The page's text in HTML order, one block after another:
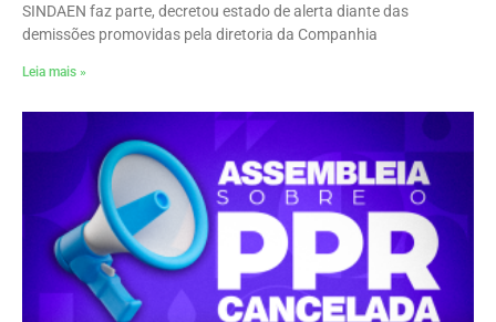
SINDAEN faz parte, decretou estado de alerta diante das
demissões promovidas pela diretoria da Companhia
Leia mais »